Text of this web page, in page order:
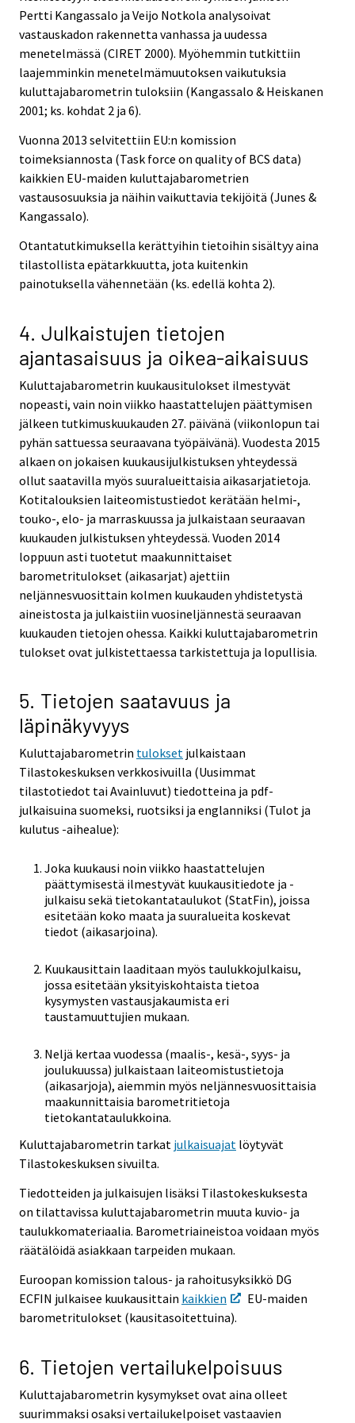
Pertti Kangassalo ja Veijo Notkola analysoivat
vastauskadon rakennetta vanhassa ja uudessa
menetelmässä (CIRET 2000). Myöhemmin tutkittiin
laajemminkin menetelmämuutoksen vaikutuksia
kuluttajabarometrin tuloksiin (Kangassalo & Heiskanen
2001; ks. kohdat 2 ja 6).
Vuonna 2013 selvitettiin EU:n komission
toimeksiannosta (Task force on quality of BCS data)
kaikkien EU-maiden kuluttajabarometrien
vastausosuuksia ja näihin vaikuttavia tekijöitä (Junes &
Kangassalo).
Otantatutkimuksella kerättyihin tietoihin sisältyy aina
tilastollista epätarkkuutta, jota kuitenkin
painotuksella vähennetään (ks. edellä kohta 2).
4. Julkaistujen tietojen
ajantasaisuus ja oikea-aikaisuus
Kuluttajabarometrin kuukausitulokset ilmestyvät
nopeasti, vain noin viikko haastattelujen päättymisen
jälkeen tutkimuskuukauden 27. päivänä (viikonlopun tai
pyhän sattuessa seuraavana työpäivänä). Vuodesta 2015
alkaen on jokaisen kuukausijulkistuksen yhteydessä
ollut saatavilla myös suuralueittaisia aikasarjatietoja.
Kotitalouksien laiteomistustiedot kerätään helmi-,
touko-, elo- ja marraskuussa ja julkaistaan seuraavan
kuukauden julkistuksen yhteydessä. Vuoden 2014
loppuun asti tuotetut maakunnittaiset
barometritulokset (aikasarjat) ajettiin
neljännesvuosittain kolmen kuukauden yhdistetystä
aineistosta ja julkaistiin vuosineljännestä seuraavan
kuukauden tietojen ohessa. Kaikki kuluttajabarometrin
tulokset ovat julkistettaessa tarkistettuja ja lopullisia.
5. Tietojen saatavuus ja
läpinäkyvyys
Kuluttajabarometrin tulokset julkaistaan
Tilastokeskuksen verkkosivuilla (Uusimmat
tilastotiedot tai Avainluvut) tiedotteina ja pdf-
julkaisuina suomeksi, ruotsiksi ja englanniksi (Tulot ja
kulutus -aihealue):
Joka kuukausi noin viikko haastattelujen
päättymisestä ilmestyvät kuukausitiedote ja -
julkaisu sekä tietokantataulukot (StatFin), joissa
esitetään koko maata ja suuralueita koskevat
tiedot (aikasarjoina).
Kuukausittain laaditaan myös taulukkojulkaisu,
jossa esitetään yksityiskohtaista tietoa
kysymysten vastausjakaumista eri
taustamuuttujien mukaan.
Neljä kertaa vuodessa (maalis-, kesä-, syys- ja
joulukuussa) julkaistaan laiteomistustietoja
(aikasarjoja), aiemmin myös neljännesvuosittaisia
maakunnittaisia barometritietoja
tietokantataulukkoina.
Kuluttajabarometrin tarkat julkaisuajat löytyvät
Tilastokeskuksen sivuilta.
Tiedotteiden ja julkaisujen lisäksi Tilastokeskuksesta
on tilattavissa kuluttajabarometrin muuta kuvio- ja
taulukkomateriaalia. Barometriaineistoa voidaan myös
räätälöidä asiakkaan tarpeiden mukaan.
Euroopan komission talous- ja rahoitusyksikkö DG
ECFIN julkaisee kuukausittain kaikkien
EU-maiden
barometritulokset (kausitasoitettuina).
6. Tietojen vertailukelpoisuus
Kuluttajabarometrin kysymykset ovat aina olleet
suurimmaksi osaksi vertailukelpoiset vastaavien